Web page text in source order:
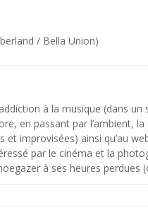
/ Bella Union)
à la musique (dans
en passant par l’ambient,
et improvisées) ainsi qu’au
par le cinéma et la
à ses heures perdues